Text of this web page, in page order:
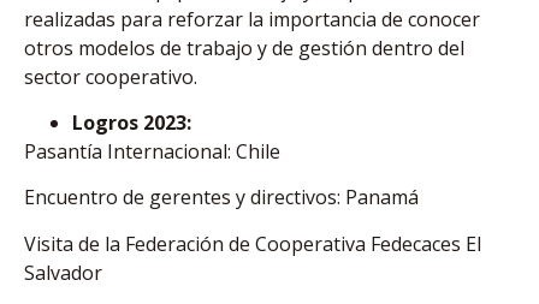
realizadas para reforzar la importancia de conocer
otros modelos de trabajo y de gestión dentro del
sector cooperativo.
Logros 2023:
Pasantía Internacional: Chile
Encuentro de gerentes y directivos: Panamá
Visita de la Federación de Cooperativa Fedecaces El
Salvador